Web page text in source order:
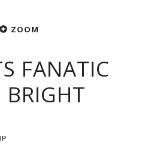
ZOOM
FANATIC
BRIGHT